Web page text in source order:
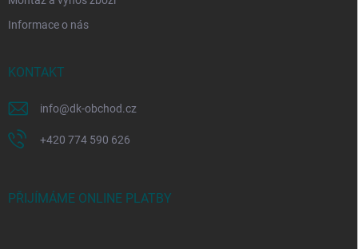
Informace o nás
KONTAKT
info@dk-obchod.cz
+420 774 590 626
PŘIJÍMÁME ONLINE PLATBY